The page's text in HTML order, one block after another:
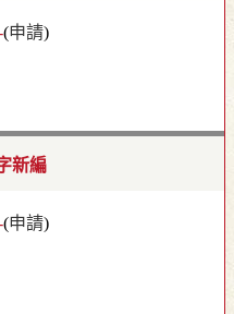
(申請)
新編
(申請)